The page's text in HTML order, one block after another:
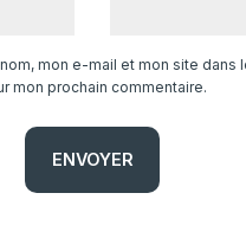
mon e-mail et mon site dans
mon prochain commentaire.